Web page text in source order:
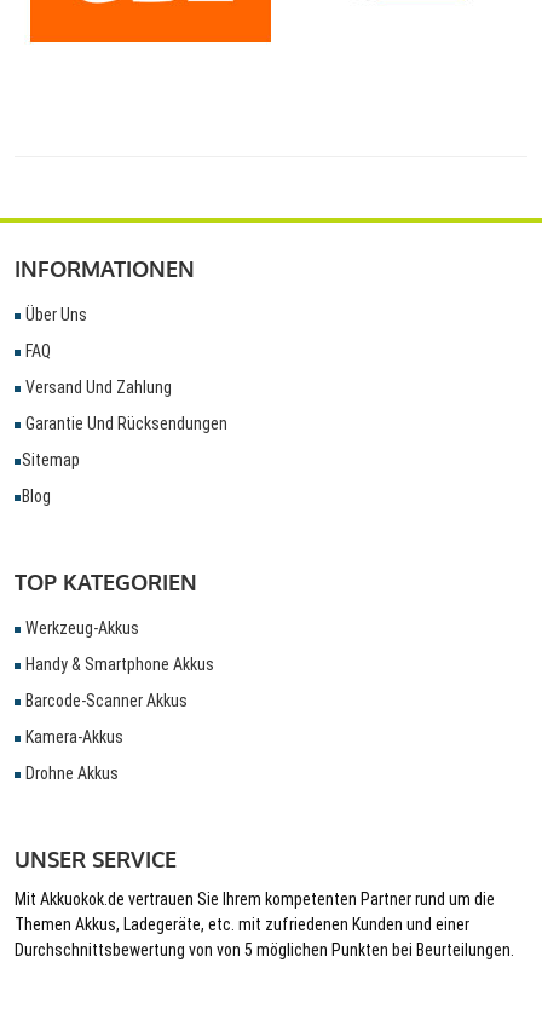
INFORMATIONEN
Über Uns
FAQ
Versand Und Zahlung
Garantie Und Rücksendungen
Sitemap
Blog
TOP KATEGORIEN
Werkzeug-Akkus
Handy & Smartphone Akkus
Barcode-Scanner Akkus
Kamera-Akkus
Drohne Akkus
UNSER SERVICE
Mit Akkuokok.de vertrauen Sie Ihrem kompetenten Partner rund um die
Themen Akkus, Ladegeräte, etc. mit zufriedenen Kunden und einer
Durchschnittsbewertung von von 5 möglichen Punkten bei Beurteilungen.